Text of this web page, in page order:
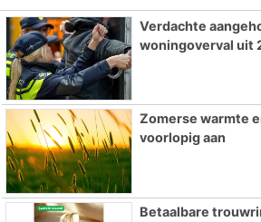
Verdachte
woningoverval uit
Zomerse warmte
voorlopig aan
Betaalbare